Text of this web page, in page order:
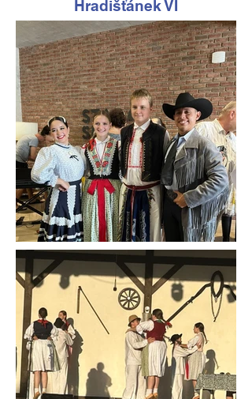
Hradišťánek VI